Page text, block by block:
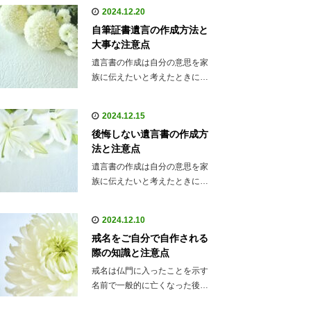
2024.12.20
自筆証書遺言の作成方法と
大事な注意点
遺言書の作成は自分の意思を家
族に伝えたいと考えたときに…
2024.12.15
後悔しない遺言書の作成方
法と注意点
遺言書の作成は自分の意思を家
族に伝えたいと考えたときに…
2024.12.10
戒名をご自分で自作される
際の知識と注意点
戒名は仏門に入ったことを示す
名前で一般的に亡くなった後…